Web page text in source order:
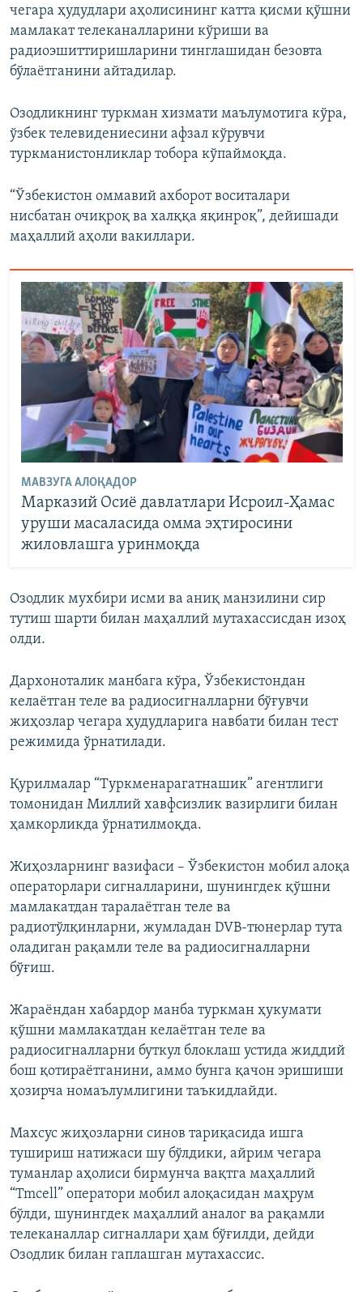
чегара ҳудудлари аҳолисининг катта қисми қўшни
мамлакат телеканалларини кўриши ва
радиоэшиттиришларини тинглашидан безовта
бўлаётганини айтадилар.
Озодликнинг туркман хизмати маълумотига кўра,
ўзбек телевидениесини афзал кўрувчи
туркманистонликлар тобора кўпаймоқда.
“Ўзбекистон оммавий ахборот воситалари
нисбатан очиқроқ ва халққа яқинроқ”, дейишади
маҳаллий аҳоли вакиллари.
МАВЗУГА АЛОҚАДОР
Марказий Осиё давлатлари Исроил-Ҳамас
уруши масаласида омма эҳтиросини
жиловлашга уринмоқда
Озодлик мухбири исми ва аниқ манзилини сир
тутиш шарти билан маҳаллий мутахассисдан изоҳ
олди.
Дархоноталик манбага кўра, Ўзбекистондан
келаётган теле ва радиосигналларни бўғувчи
жиҳозлар чегара ҳудудларига навбати билан тест
режимида ўрнатилади.
Қурилмалар “Туркменарагатнашик” агентлиги
томонидан Миллий хавфсизлик вазирлиги билан
ҳамкорликда ўрнатилмоқда.
Жиҳозларнинг вазифаси – Ўзбекистон мобил алоқа
операторлари сигналларини, шунингдек қўшни
мамлакатдан таралаётган теле ва
радиотўлқинларни, жумладан DVB-тюнерлар тута
оладиган рақамли теле ва радиосигналларни
бўғиш.
Жараёндан хабардор манба туркман ҳукумати
қўшни мамлакатдан келаётган теле ва
радиосигналларни буткул блоклаш устида жиддий
бош қотираётганини, аммо бунга қачон эришиши
ҳозирча номаълумлигини таъкидлайди.
Махсус жиҳозларни синов тариқасида ишга
тушириш натижаси шу бўлдики, айрим чегара
туманлар аҳолиси бирмунча вақтга маҳаллий
“Tmcell” оператори мобил алоқасидан маҳрум
бўлди, шунингдек маҳаллий аналог ва рақамли
телеканаллар сигналлари ҳам бўғилди, дейди
Озодлик билан гаплашган мутахассис.